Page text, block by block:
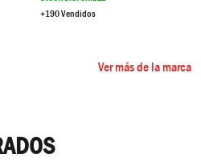
+190 Vendidos
Ver más de la marca